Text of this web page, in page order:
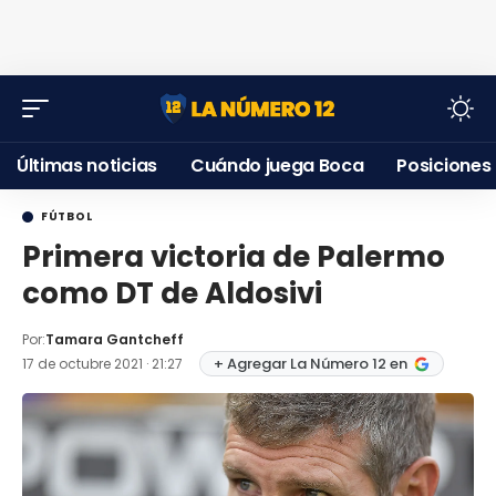
Últimas noticias Cuándo juega Boca Posiciones
FÚTBOL
Primera victoria de Palermo
como DT de Aldosivi
Por:Tamara Gantcheff
17 de octubre 2021 · 21:27
+ Agregar La Número 12 en